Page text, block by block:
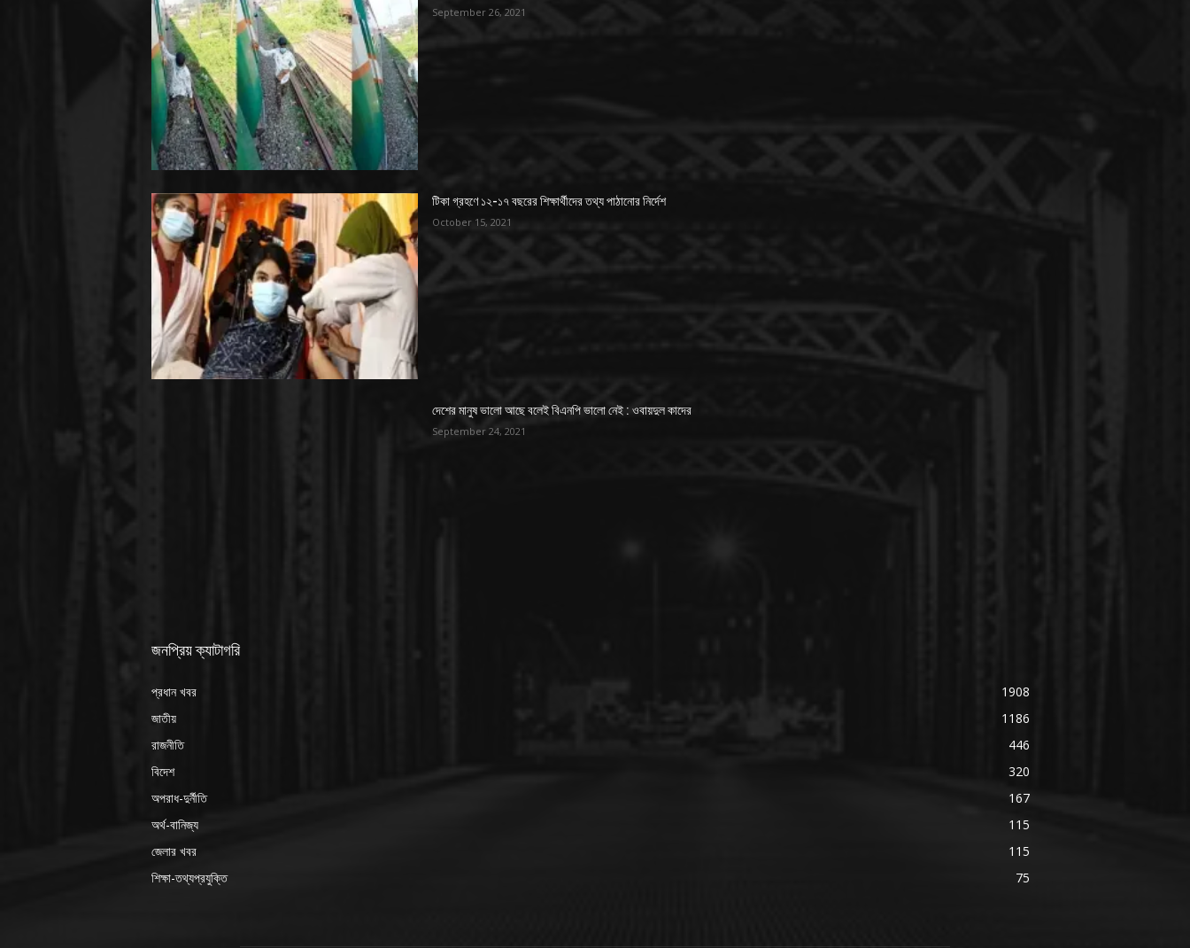
September 26, 2021
টিকা গ্রহণে ১২-১৭ বছরের শিক্ষার্থীদের তথ্য পাঠানোর নির্দেশ
October 15, 2021
দেশের মানুষ ভালো আছে বলেই বিএনপি ভালো নেই : ওবায়দুল কাদের
September 24, 2021
জনপ্রিয় ক্যাটাগরি
প্রধান খবর
1908
জাতীয়
1186
রাজনীতি
446
বিদেশ
320
অপরাধ-দুর্নীতি
167
অর্থ-বানিজ্য
115
জেলার খবর
115
শিক্ষা-তথ্যপ্রযুক্তি
75